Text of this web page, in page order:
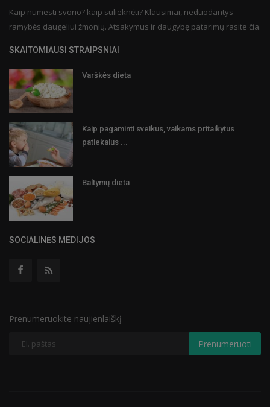
Kaip numesti svorio? kaip sulieknėti? Klausimai, neduodantys
ramybės daugeliui žmonių. Atsakymus ir daugybę patarimų rasite čia.
SKAITOMIAUSI STRAIPSNIAI
Varškės dieta
Kaip pagaminti sveikus, vaikams pritaikytus
patiekalus ...
Baltymų dieta
SOCIALINĖS MEDIJOS
Prenumeruokite naujienlaiškį
Prenumeruoti